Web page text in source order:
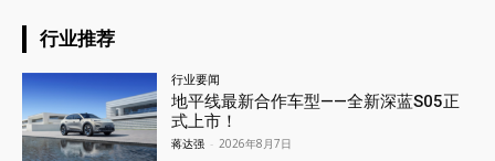
行业推荐
行业要闻
地平线最新合作车型——全新深蓝S05正
式上市！
蒋达强 - 2026年8月7日